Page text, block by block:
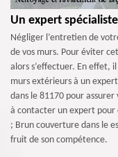
Un expert
Négliger l’entretien de
de vos murs. Pour éviter
alors s’effectuer. En effet,
murs extérieurs à un
dans le 81170 pour
à contacter un expert pour
; Brun couverture dans le
fruit de son compétence.